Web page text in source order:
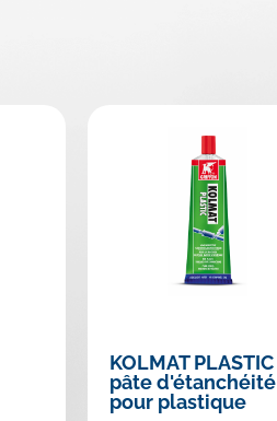
KOLMAT PLASTIC
pâte d'étanchéité
pour plastique